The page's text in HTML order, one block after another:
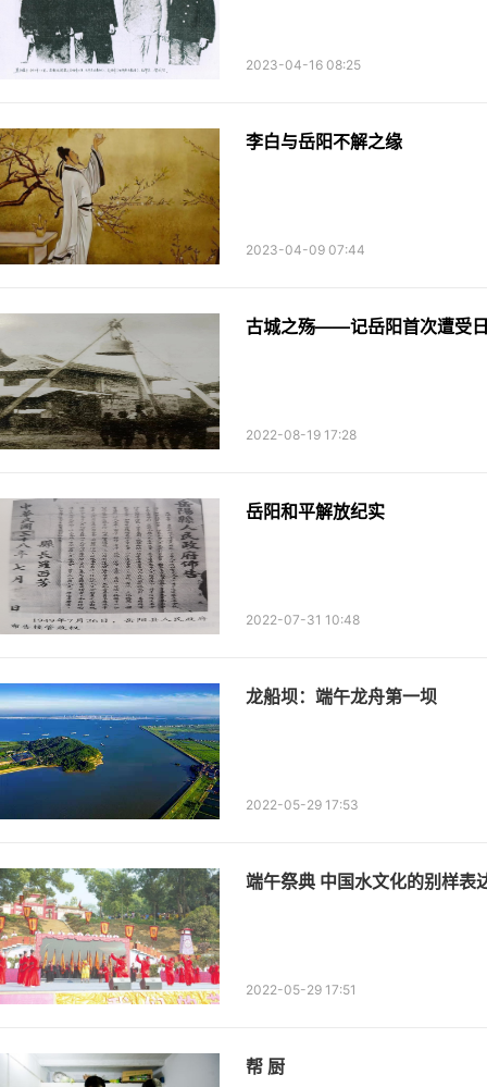
2023-04-16 08:25
李白与岳阳不解之缘
2023-04-09 07:44
古城之殇——记岳阳首次遭受
2022-08-19 17:28
岳阳和平解放纪实
2022-07-31 10:48
龙船坝：端午龙舟第一坝
2022-05-29 17:53
端午祭典 中国水文化的别样表
2022-05-29 17:51
帮 厨